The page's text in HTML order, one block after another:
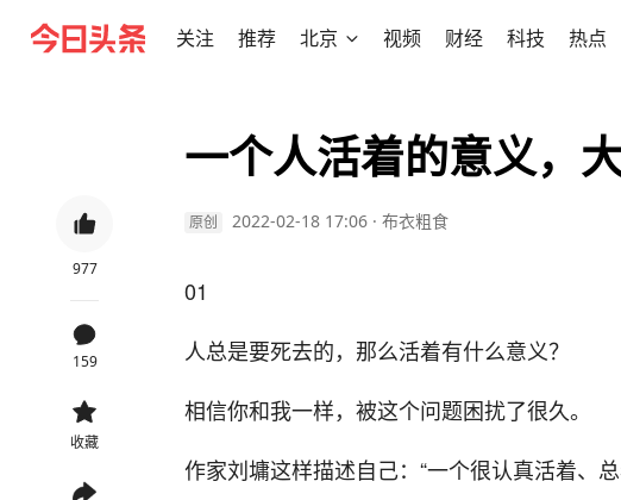
关注 推荐 北京 视频 财经 科技 热点
977
159
收藏
一个人活着的意义，
原创 2022-02-18 17:06 · 布衣粗食
01
人总是要死去的，那么活着有什么意义？
相信你和我一样，被这个问题困扰了很久。
作家刘墉这样描述自己：“一个很认真活着、